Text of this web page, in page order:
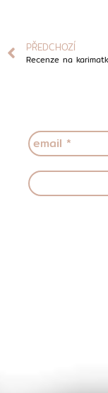
PŘEDCHOZÍ